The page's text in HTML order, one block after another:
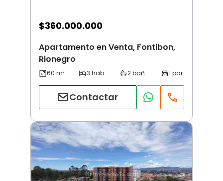
$360.000.000
Apartamento en Venta, Fontibon,
Rionegro
Contactar